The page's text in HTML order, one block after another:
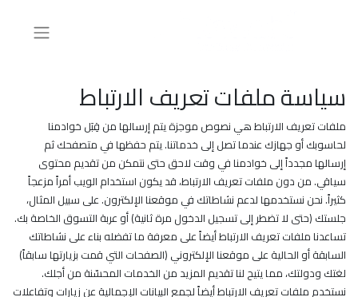
سياسة ملفات تعريف الارتباط
ملفات تعريف الارتباط هي نصوص موجزة يتم إرسالها من قِبَل خوادمنا
لحاسوبك أو جهازك عندما تصل إلى خدماتنا. يتم حفظها في متصفحك ثم
إرسالها مجدداً إلى خوادمنا في وقت لاحق حتى نتمكن من تقديم محتوى
سياقي. من دون ملفات تعريف الارتباط، قد يكون استخدام الويب أمراً مزعجاً
كثيراً. نحن نستخدمها لدعم نشاطاتك في موقعنا الإلكترون. على سبيل المثال،
جلستك (حتى لا تضطر إلى تسجيل الدخول مرة ثانية) أو عربة التسوق الخاصة بك.
تساعدنا ملفات تعريف الارتباط أيضاً على معرفة ما تفضله بناء على نشاطاتك
السابقة أو الحالية على موقعنا الإلكتروني (الصفحات التي قمت بزيارتها سابقاً)
لغتك ودولتك، مما يتيح لنا تقديم المزيد من الخدمات المحسّنة من أجلك.
نستخدم ملفات تعريف الارتباط أيضاً لجمع البيانات الإجمالية عن زيارات وتفاعلات